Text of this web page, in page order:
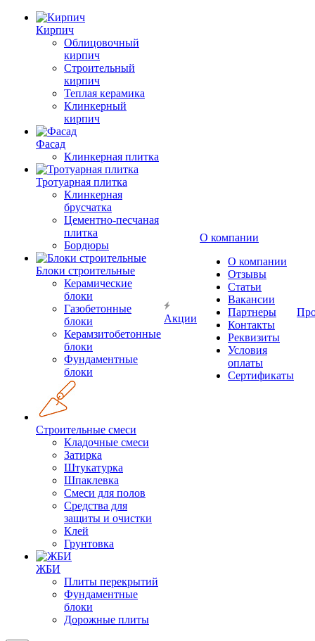
Кирпич
Облицовочный
кирпич
Строительный
кирпич
Теплая керамика
Клинкерный
кирпич
Фасад
Клинкерная плитка
Тротуарная плитка
Клинкерная
брусчатка
Цементно-песчаная
плитка
Бордюры
Блоки строительные
Керамические
блоки
Газобетонные
блоки
Керамзитобетонные
блоки
Фундаментные
блоки
Строительные смеси
Кладочные смеси
Затирка
Штукатурка
Шпаклевка
Смеси для полов
Средства для
защиты и очистки
Клей
Грунтовка
ЖБИ
Плиты перекрытий
Фундаментные
блоки
Дорожные плиты
Акции
О компании
О компании
Отзывы
Статьи
Вакансии
Партнеры
Контакты
Реквизиты
Условия
оплаты
Сертификаты